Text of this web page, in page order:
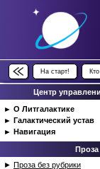
На старт!
Центр
► О Литгалактике
► Галактический устав
► Навигация
Проза
► Проза без рубрики